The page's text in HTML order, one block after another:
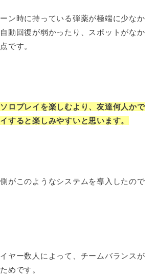
ン時に持っている弾薬が極端に少なか
動回復が弱かったり、スポットがなか
です。
ロプレイを楽しむより、友達何人かで
すると楽しみやすいと思います。
がこのようなシステムを導入したので
ヤー数人によって、チームバランスが
めです。